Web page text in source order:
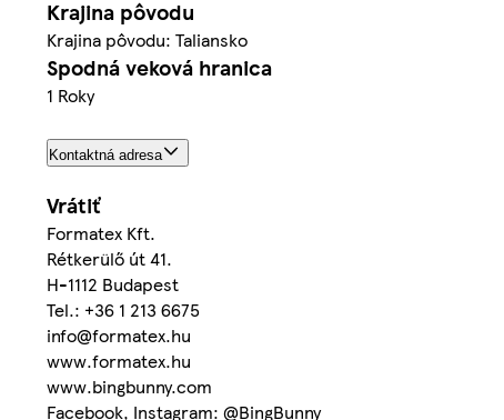
Krajina pôvodu
Krajina pôvodu: Taliansko
Spodná veková hranica
1 Roky
Kontaktná adresa
Vrátiť
Formatex Kft.
Rétkerülő út 41.
H-1112 Budapest
Tel.: +36 1 213 6675
info@formatex.hu
www.formatex.hu
www.bingbunny.com
Facebook, Instagram: @BingBunny